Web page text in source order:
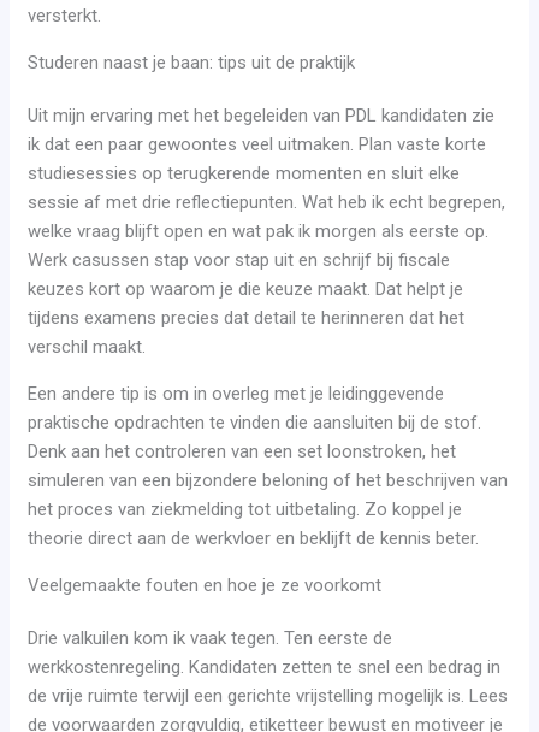
versterkt.
Studeren naast je baan: tips uit de praktijk
Uit mijn ervaring met het begeleiden van PDL kandidaten zie
ik dat een paar gewoontes veel uitmaken. Plan vaste korte
studiesessies op terugkerende momenten en sluit elke
sessie af met drie reflectiepunten. Wat heb ik echt begrepen,
welke vraag blijft open en wat pak ik morgen als eerste op.
Werk casussen stap voor stap uit en schrijf bij fiscale
keuzes kort op waarom je die keuze maakt. Dat helpt je
tijdens examens precies dat detail te herinneren dat het
verschil maakt.
Een andere tip is om in overleg met je leidinggevende
praktische opdrachten te vinden die aansluiten bij de stof.
Denk aan het controleren van een set loonstroken, het
simuleren van een bijzondere beloning of het beschrijven van
het proces van ziekmelding tot uitbetaling. Zo koppel je
theorie direct aan de werkvloer en beklijft de kennis beter.
Veelgemaakte fouten en hoe je ze voorkomt
Drie valkuilen kom ik vaak tegen. Ten eerste de
werkkostenregeling. Kandidaten zetten te snel een bedrag in
de vrije ruimte terwijl een gerichte vrijstelling mogelijk is. Lees
de voorwaarden zorgvuldig, etiketteer bewust en motiveer je